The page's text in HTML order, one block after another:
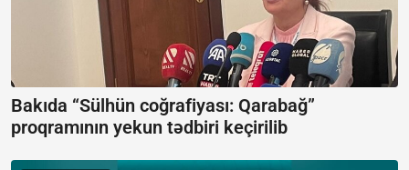
Bakıda “Sülhün coğrafiyası: Qarabağ”
proqramının yekun tədbiri keçirilib